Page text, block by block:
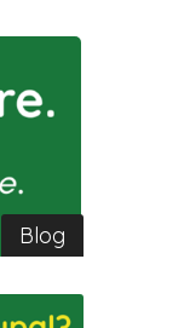
Blog